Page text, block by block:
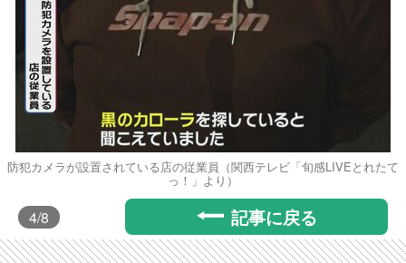
防犯カメラが設置されている店の従業員（関西テレビ「旬感LIVEとれたて
っ！」より）
4/8 記事に戻る